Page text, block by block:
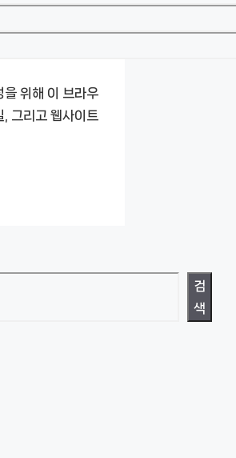
을 위해 이 브라우
그리고 웹사이트
검
색